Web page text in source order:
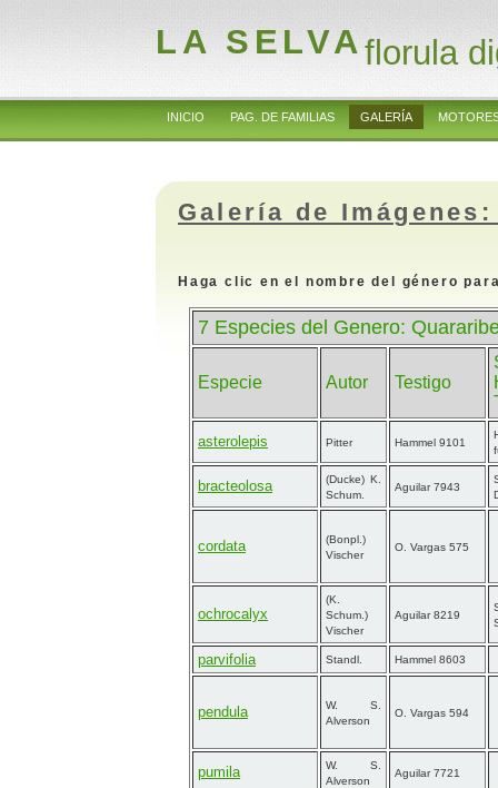
LA SELVAflorula
INICIO PAG. DE FAMILIAS GALERÍA
Galería de
Haga clic en el nombre del género
7 Especies del Genero:
Especie Autor Testigo
asterolepis Pitter Hammel 9101
bracteolosa
(Ducke) K.
Schum.
Aguilar 7943
cordata
(Bonpl.)
Vischer
O. Vargas 575
ochrocalyx
(K.
Schum.)
Vischer
Aguilar 8219
parvifolia Standl. Hammel 8603
pendula
W. S.
Alverson
O. Vargas 594
pumila
W. S.
Alverson
Aguilar 7721